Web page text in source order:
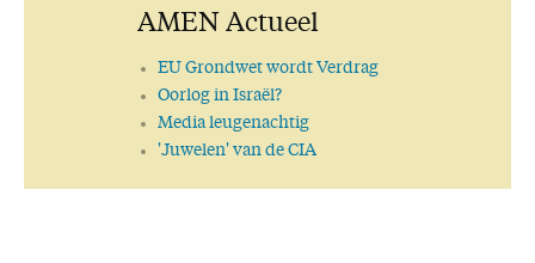
AMEN Actueel
EU Grondwet wordt Verdrag
Oorlog in Israël?
Media leugenachtig
'Juwelen' van de CIA